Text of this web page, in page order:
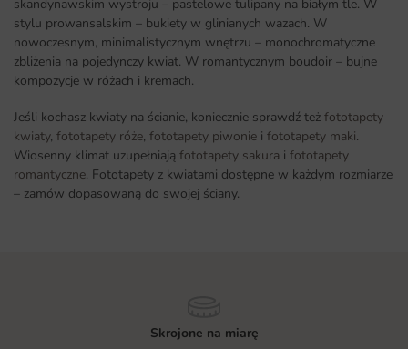
skandynawskim wystroju – pastelowe tulipany na białym tle. W
stylu prowansalskim – bukiety w glinianych wazach. W
nowoczesnym, minimalistycznym wnętrzu – monochromatyczne
zbliżenia na pojedynczy kwiat. W romantycznym boudoir – bujne
kompozycje w różach i kremach.
Jeśli kochasz kwiaty na ścianie, koniecznie sprawdź też fototapety
kwiaty, fototapety róże, fototapety piwonie i fototapety maki.
Wiosenny klimat uzupełniają fototapety sakura i fototapety
romantyczne. Fototapety z kwiatami dostępne w każdym rozmiarze
– zamów dopasowaną do swojej ściany.
Skrojone na miarę